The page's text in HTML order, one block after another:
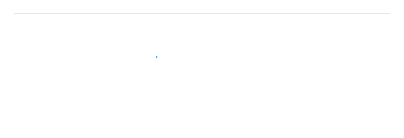
Liity kaltaistesi majoittajien joukkoon